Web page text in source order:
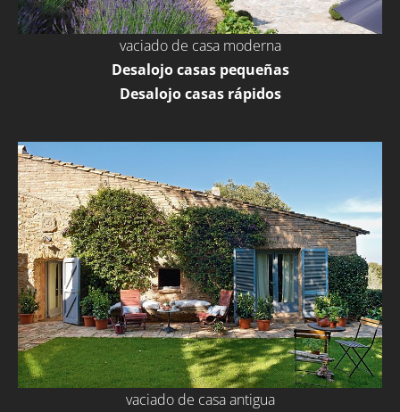
vaciado de casa moderna
Desalojo casas pequeñas
Desalojo casas rápidos
vaciado de casa antigua